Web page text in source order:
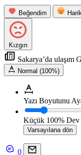
Beğendim
Kızgın
Sakarya’da ulaşım
Normal (100%)
Yazı Boyutunu
Küçük 100% Dev
Varsayılana dön
0